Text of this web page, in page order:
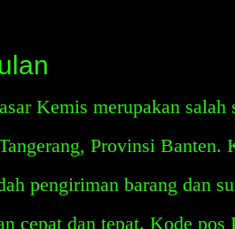
Kemis merupakan salah
Provinsi
pengiriman barang dan
cepat dan tepat. Kode